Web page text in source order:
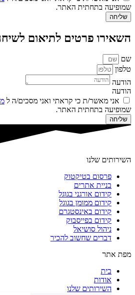
שמופיעה בתחתית האתר.
שליחה
השאירו פרטים לתיאום
שם
טלפון
הודעה
הודעה
אני מאשר/ת כי קראתי ואני מסכים/ה ל
שמופיעה בתחתית האתר.
שליחה
השירותים שלנו
פרסום בטיקטוק
בניית אתרים
קידום אורגני בגוגל
קידום ממומן בגוגל
קידום באינסטגרם
קידום בפייסבוק
ניהול סושיאל
דברים שחשוב להכיר
מפת אתר
בית
אודות
השירותים שלנו